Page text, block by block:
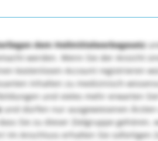
dem Heilmittelwerbegesetz
werden. Wenn Sie der Ansicht
kostenlosen Account registrieren
Inhalten zu medizinisch-
und vieles mehr erwarten
und dürfen nur ausgewiesenen
Sie zu dieser Zielgruppe
Im Anschluss erhalten Sie